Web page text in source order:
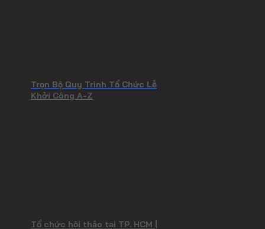
Trọn Bộ Quy Trình Tổ Chức Lễ
Khởi Công A-Z
Tổ chức hội thảo tại TP. HCM |